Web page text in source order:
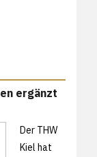
ergänzt
Der THW
Kiel hat